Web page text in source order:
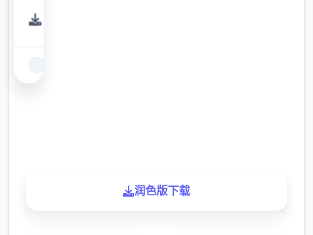
润色版下载